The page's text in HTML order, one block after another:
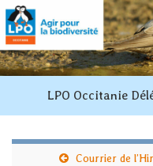
LPO Occitanie
Courrier de